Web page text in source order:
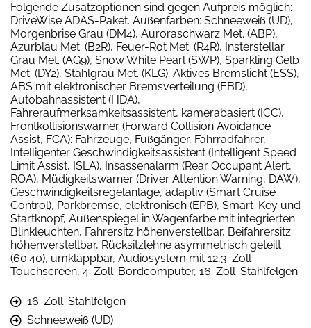
Folgende Zusatzoptionen sind gegen Aufpreis möglich:
DriveWise ADAS-Paket. Außenfarben: Schneeweiß (UD),
Morgenbrise Grau (DM4), Auroraschwarz Met. (ABP),
Azurblau Met. (B2R), Feuer-Rot Met. (R4R), Insterstellar
Grau Met. (AG9), Snow White Pearl (SWP), Sparkling Gelb
Met. (DY2), Stahlgrau Met. (KLG). Aktives Bremslicht (ESS),
ABS mit elektronischer Bremsverteilung (EBD),
Autobahnassistent (HDA),
Fahreraufmerksamkeitsassistent, kamerabasiert (ICC),
Frontkollisionswarner (Forward Collision Avoidance
Assist, FCA): Fahrzeuge, Fußgänger, Fahrradfahrer,
Intelligenter Geschwindigkeitsassistent (Intelligent Speed
Limit Assist, ISLA), Insassenalarm (Rear Occupant Alert,
ROA), Müdigkeitswarner (Driver Attention Warning, DAW),
Geschwindigkeitsregelanlage, adaptiv (Smart Cruise
Control), Parkbremse, elektronisch (EPB), Smart-Key und
Startknopf, Außenspiegel in Wagenfarbe mit integrierten
Blinkleuchten, Fahrersitz höhenverstellbar, Beifahrersitz
höhenverstellbar, Rücksitzlehne asymmetrisch geteilt
(60:40), umklappbar, Audiosystem mit 12,3-Zoll-
Touchscreen, 4-Zoll-Bordcomputer, 16-Zoll-Stahlfelgen.
16-Zoll-Stahlfelgen
Schneeweiß (UD)